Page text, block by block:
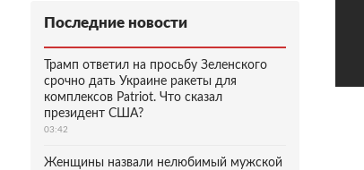
Последние новости
Трамп ответил на просьбу Зеленского
срочно дать Украине ракеты для
комплексов Patriot. Что сказал
президент США?
03:42
Женщины назвали нелюбимый мужской